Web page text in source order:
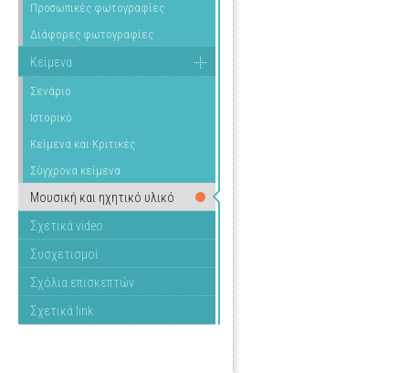
Προσωπικές φωτογραφίες
Διάφορες φωτογραφίες
Κείμενα
Σενάριο
Ιστορικό
Κείμενα και Κριτικές
Σύγχρονα κείμενα
Μουσική και ηχητικό υλικό
Σχετικά video
Συσχετισμοί
Σχόλια επισκεπτών
Σχετικά link